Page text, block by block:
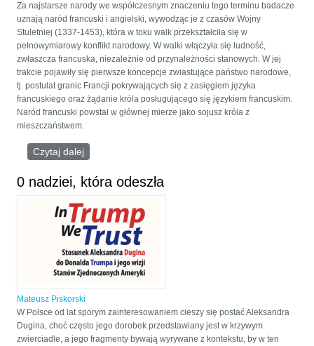
Za najstarsze narody we współczesnym znaczeniu tego terminu badacze
uznają naród francuski i angielski, wywodząc je z czasów Wojny
Stuletniej (1337-1453), która w toku walk przekształciła się w
pełnowymiarowy konflikt narodowy. W walki włączyła się ludność,
zwłaszcza francuska, niezależnie od przynależności stanowych. W jej
trakcie pojawiły się pierwsze koncepcje zwiastujące państwo narodowe,
tj. postulat granic Francji pokrywających się z zasięgiem języka
francuskiego oraz żądanie króla posługującego się językiem francuskim.
Naród francuski powstał w głównej mierze jako sojusz króla z
mieszczaństwem.
Czytaj dalej
0 nadziei, która odeszła
Mateusz Piskorski
W Polsce od lat sporym zainteresowaniem cieszy się postać Aleksandra
Dugina, choć często jego dorobek przedstawiany jest w krzywym
zwierciadle, a jego fragmenty bywają wyrywane z kontekstu, by w ten